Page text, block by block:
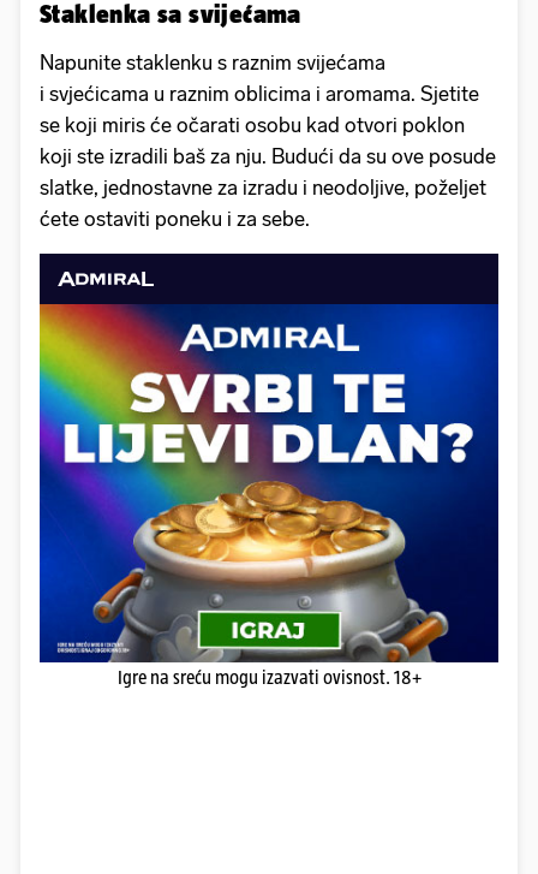
Staklenka sa svijećama
Napunite staklenku s raznim svijećama
i svjećicama u raznim oblicima i aromama. Sjetite
se koji miris će očarati osobu kad otvori poklon
koji ste izradili baš za nju. Budući da su ove posude
slatke, jednostavne za izradu i neodoljive, poželjet
ćete ostaviti poneku i za sebe.
Igre na sreću mogu izazvati ovisnost. 18+